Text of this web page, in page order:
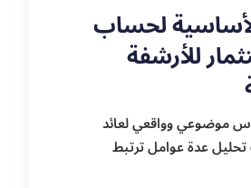
لحساب
للأرشفة
موضوعي وواقعي لعائد
عدة عوامل ترتبط